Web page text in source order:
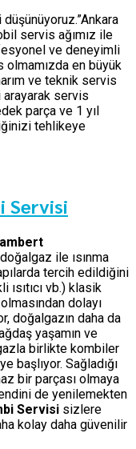
servis ağımız ile
ve deneyimli
en büyük
ve teknik servis
servis
parça ve 1 yıl
tehlikeye
Servisi
ile ısınma
tercih edildiğini
ısıtıcı vb.) klasik
dolayı
doğalgazın daha da
yaşamın ve
birlikte kombiler
başlıyor. Sağladığı
bir parçası olmaya
de yenilemekten
Servisi sizlere
kolay daha güvenilir